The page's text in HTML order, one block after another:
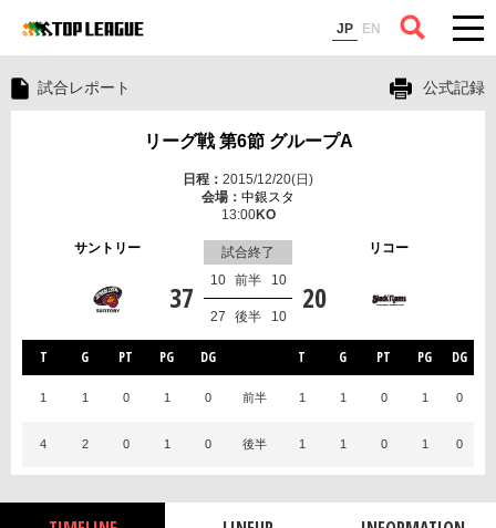
JP EN
コラム
試合レポート 公式記録
リーグ戦 第6節 グループA
2015/12/20(日)
中銀スタ
13:00
サントリー リコー
試合終了
37 20
前半
10 10
後半
27 10
T G PT PG DG T G PT PG DG
1 1 0 1 0 前半 1 1 0 1 0
4 2 0 1 0 後半 1 1 0 1 0